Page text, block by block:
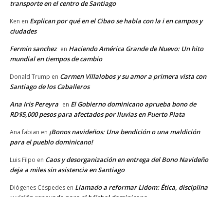
transporte en el centro de Santiago
Ken en Explican por qué en el Cibao se habla con la i en campos y
ciudades
Fermin sanchez en Haciendo América Grande de Nuevo: Un hito
mundial en tiempos de cambio
Donald Trump en Carmen Villalobos y su amor a primera vista con
Santiago de los Caballeros
Ana Iris Pereyra en El Gobierno dominicano aprueba bono de
RD$5,000 pesos para afectados por lluvias en Puerto Plata
Ana fabian en ¡Bonos navideños: Una bendición o una maldición
para el pueblo dominicano!
Luis Filpo en Caos y desorganización en entrega del Bono Navideño
deja a miles sin asistencia en Santiago
Diógenes Céspedes en Llamado a reformar Lidom: Ética, disciplina